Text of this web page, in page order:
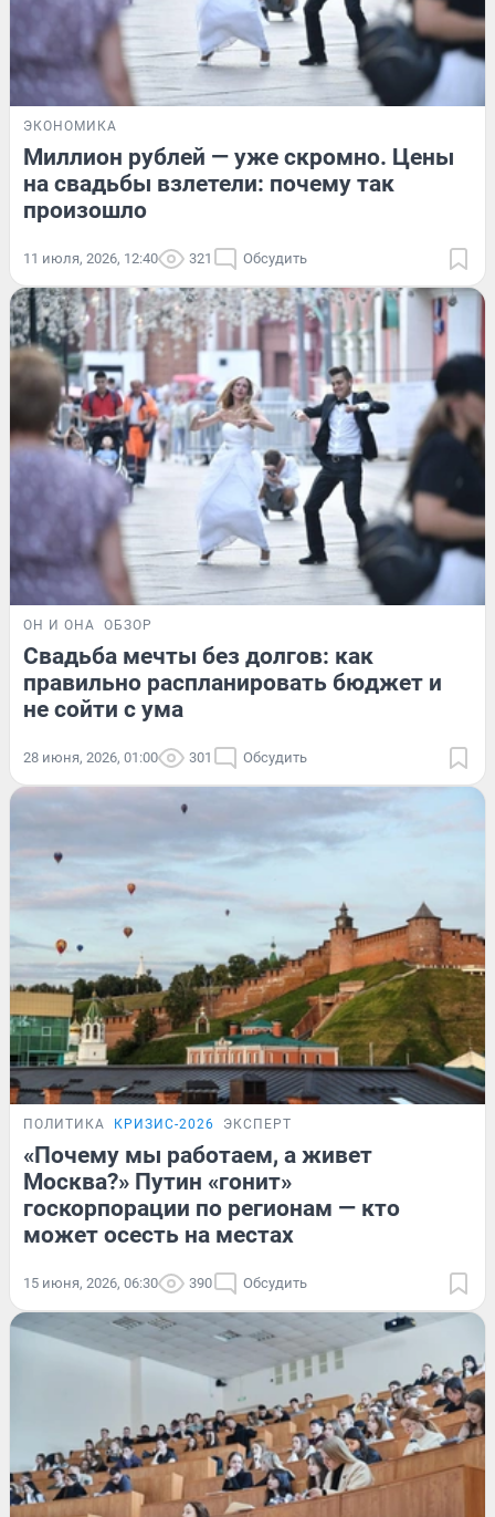
ЭКОНОМИКА
Миллион рублей — уже скромно. Цены
на свадьбы взлетели: почему так
произошло
11 июля, 2026, 12:40 321 Обсудить
ОН И ОНА ОБЗОР
Свадьба мечты без долгов: как
правильно распланировать бюджет и
не сойти с ума
28 июня, 2026, 01:00 301 Обсудить
ПОЛИТИКА КРИЗИС-2026 ЭКСПЕРТ
«Почему мы работаем, а живет
Москва?» Путин «гонит»
госкорпорации по регионам — кто
может осесть на местах
15 июня, 2026, 06:30 390 Обсудить